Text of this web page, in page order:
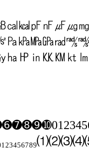
㎈㎉㎊㎋㎌㎍㎎
㎩㎪㎫㎬㎭㎮㎯
㏊ ㏋ ㏌ ㏍㏎ ㏏ ㏐
➏➐➑➒➓012345
₁₂₃₄₅₆₇₈₉⑴⑵⑶⑷